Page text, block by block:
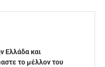
Ελλάδα και
το μέλλον του